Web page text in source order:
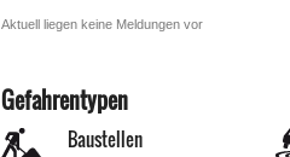
Aktuell liegen keine Meldungen vor
Gefahrentypen
Baustellen